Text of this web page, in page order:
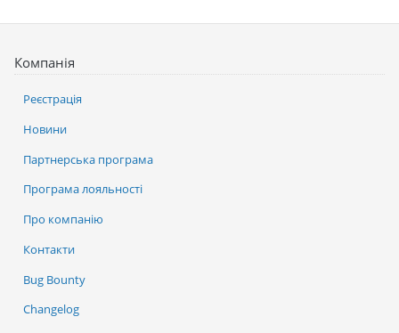
Компанія
Реєстрація
Новини
Партнерська програма
Програма лояльності
Про компанію
Контакти
Bug Bounty
Changelog